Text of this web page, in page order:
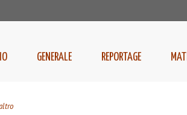
GENERALE REPORTAGE